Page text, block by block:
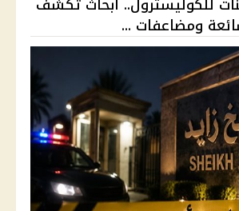
ومضاعفات ...